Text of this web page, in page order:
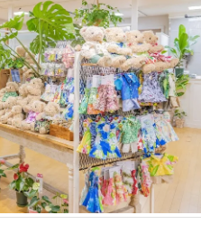
@TACHIKAWA Green
5/6(Wed)
2026 @高島屋 横浜店
@茅ケ崎公園野球場
浜大さん橋